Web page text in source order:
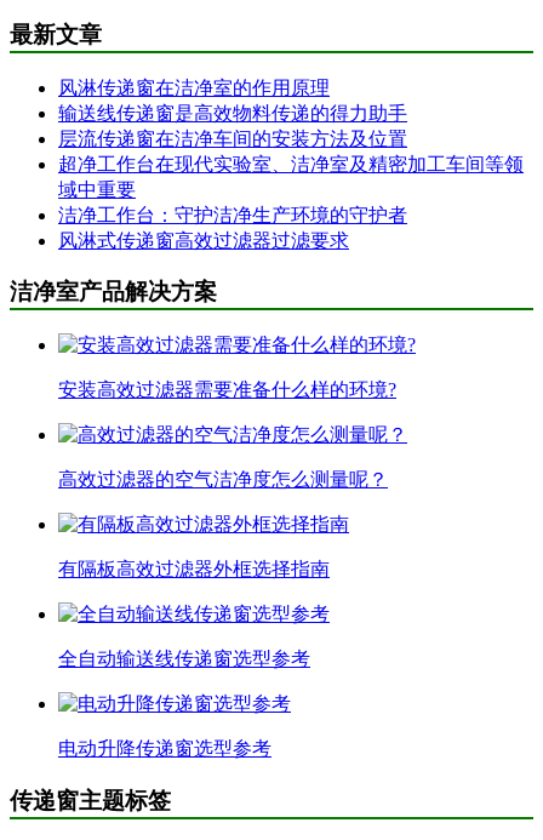
最新文章
风淋传递窗在洁净室的作用原理
输送线传递窗是高效物料传递的得力助手
层流传递窗在洁净车间的安装方法及位置
超净工作台在现代实验室、洁净室及精密加工车间等领
域中重要
洁净工作台：守护洁净生产环境的守护者
风淋式传递窗高效过滤器过滤要求
洁净室产品解决方案
安装高效过滤器需要准备什么样的环境?
高效过滤器的空气洁净度怎么测量呢？
有隔板高效过滤器外框选择指南
全自动输送线传递窗选型参考
电动升降传递窗选型参考
传递窗主题标签